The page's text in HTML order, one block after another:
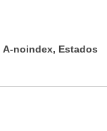
A-noindex, Estados